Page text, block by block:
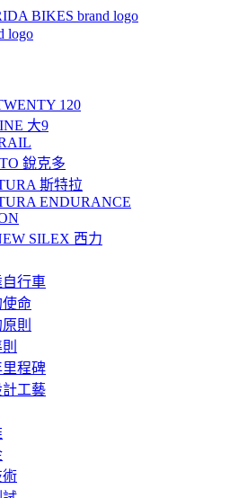
120
大9
銳克多
斯特拉
ENDURANCE
SILEX 西力
行車
命
則
里程碑
工藝
術